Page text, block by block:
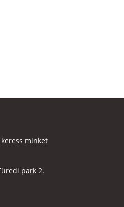
minket
park 2.